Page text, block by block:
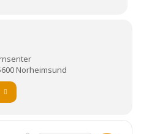
Norheimsund